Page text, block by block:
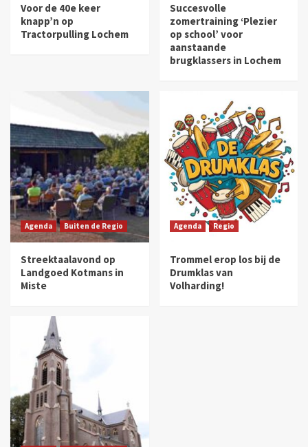
Voor de 40e keer
knapp’n op
Tractorpulling Lochem
Succesvolle
zomertraining ‘Plezier
op school’ voor
aanstaande
brugklassers in Lochem
Agenda Buiten de Regio
Streektaalavond op
Landgoed Kotmans in
Miste
Agenda Regio
Trommel erop los bij de
Drumklas van
Volharding!